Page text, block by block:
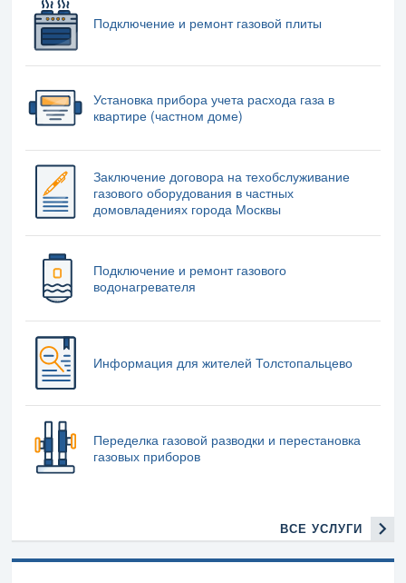
Служба «Одно окно»
Электронная приемная АО «МОСГАЗ»
Противодействие экстремизму и терроризму
Подключение и ремонт газовой плиты
Установка прибора учета расхода газа в
квартире (частном доме)
Заключение договора на техобслуживание
газового оборудования в частных
домовладениях города Москвы
Подключение и ремонт газового
водонагревателя
Информация для жителей Толстопальцево
Переделка газовой разводки и перестановка
газовых приборов
ВСЕ УСЛУГИ